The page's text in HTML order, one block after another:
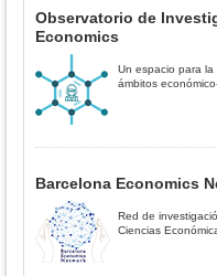
Observatorio de
Economics
Un espacio para
ámbitos
Barcelona Economics
Red de
Ciencias